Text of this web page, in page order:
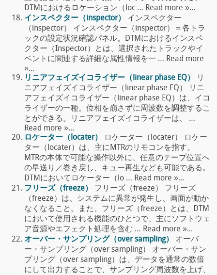
DTMにおけるロケーション（loc … Read more »...
インスペクター（inspector）
インスペクター
（inspector） インスペクター（inspector）＝各トラ
ックの設定状況確認パネル。DTMにおけるインスペ
クター（Inspector）とは、選択されたトラックやイ
ベントに関連する詳細な属性情報を一 … Read more
»...
リニアフェイズイコライザー（linear phase EQ）
リ
ニアフェイズイコライザー（linear phase EQ） リニ
アフェイズイコライザー（linear phase EQ）は、イコ
ライザーの一種。位相を崩さずに周波数を調整するこ
とができる。リニアフェイズイコライザーは、 …
Read more »...
ロケーター（locater）
ロケーター（locater） ロケー
ター（locater）は、主にMTRのリモコンを指す。
MTRの本体で可能な操作以外に、任意のテープ位置へ
の早送り／巻き戻し、キュー再生なども可能である。
DTMにおいてロケーター（lo … Read more »...
フリーズ（freeze）
フリーズ（freeze） フリーズ
（freeze）は、システムに異常が発生し、画面が動か
なくなること。また、フリーズ（freeze）とは、DTM
において使用される機能のひとつで、主にソフトウェ
ア音源やエフェクト処理を含む … Read more »...
オーバー・サンプリング（over sampling）
オーバ
ー・サンプリング（over sampling） オーバー・サン
プリング（over sampling）は、データを通常の数倍
にして出力することで、サンプリング周波数を上げ、